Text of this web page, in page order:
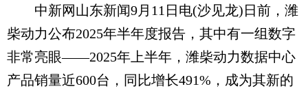
中新网山东新闻9月11日电(沙见龙)日前，潍
柴动力公布2025年半年度报告，其中有一组数字
非常亮眼——2025年上半年，潍柴动力数据中心
产品销量近600台，同比增长491%，成为其新的